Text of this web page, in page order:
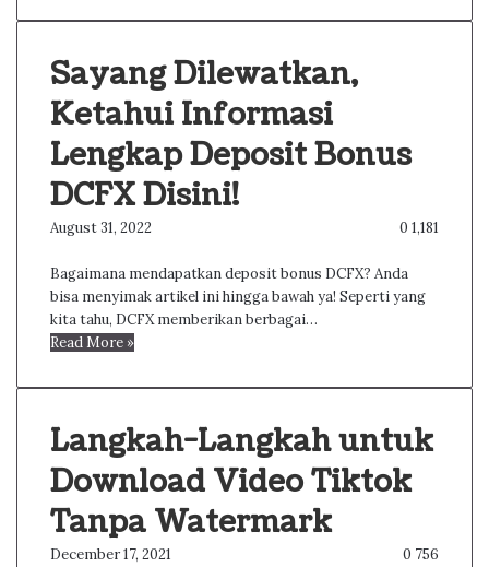
Sayang Dilewatkan,
Ketahui Informasi
Lengkap Deposit Bonus
DCFX Disini!
August 31, 2022 0 1,181
Bagaimana mendapatkan deposit bonus DCFX? Anda
bisa menyimak artikel ini hingga bawah ya! Seperti yang
kita tahu, DCFX memberikan berbagai…
Read More »
Langkah-Langkah untuk
Download Video Tiktok
Tanpa Watermark
December 17, 2021 0 756